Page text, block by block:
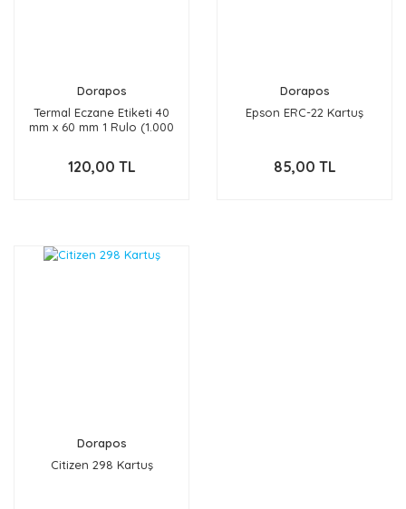
Dorapos
Termal Eczane Etiketi 40
mm x 60 mm 1 Rulo (1.000
120,00 TL
Dorapos
Epson ERC-22 Kartuş
85,00 TL
Dorapos
Citizen 298 Kartuş